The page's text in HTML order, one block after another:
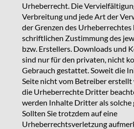
Urheberrecht. Die
Verbreitung und jede Art der
der Grenzen des
schriftlichen Zustimmung des
bzw. Erstellers. Downloads und
sind nur für den privaten, nicht
Gebrauch gestattet. Soweit die
Seite nicht vom Betreiber erstellt
die Urheberrechte Dritter
werden Inhalte Dritter als solche
Sollten Sie trotzdem auf eine
Urheberrechtsverletzung